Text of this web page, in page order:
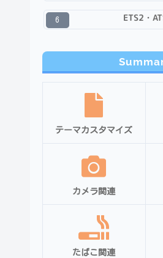
ETS2・
テーマカスタマイズ
カメラ関連
たばこ関連